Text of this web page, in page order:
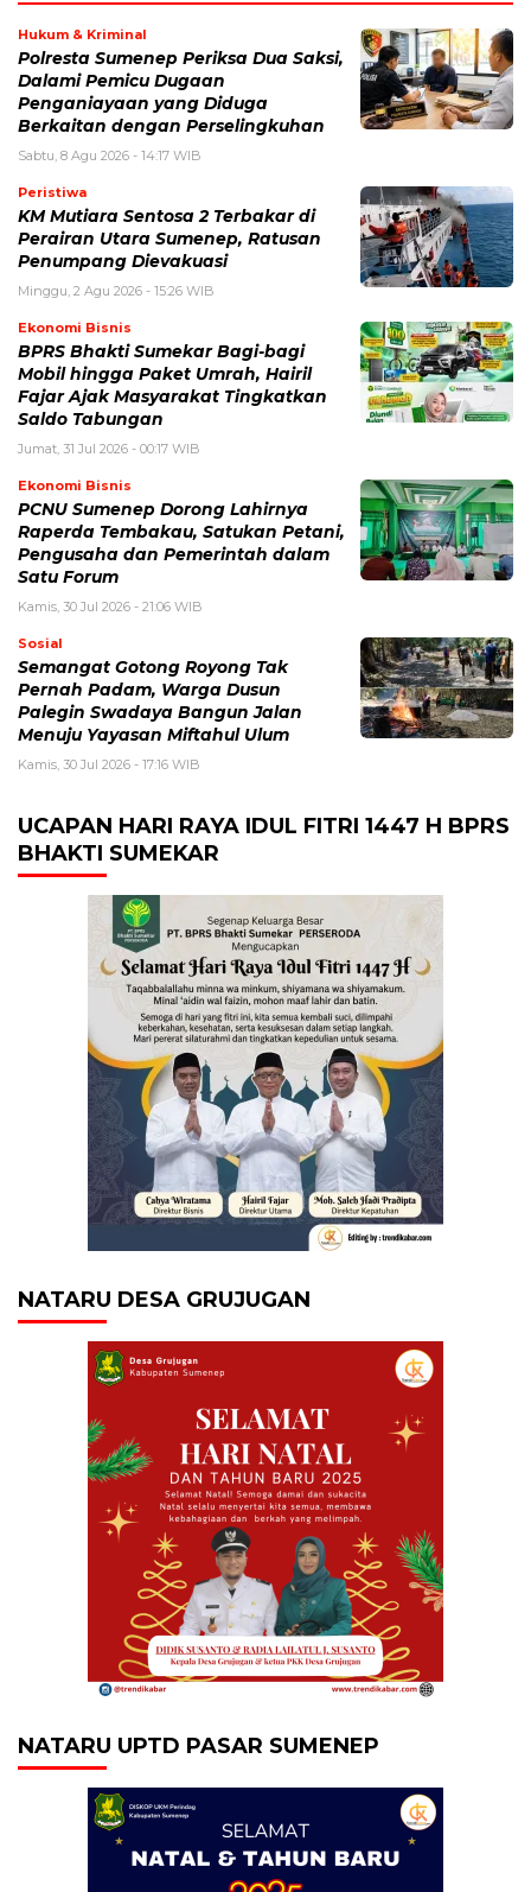
Hukum & Kriminal
Polresta Sumenep Periksa Dua Saksi,
Dalami Pemicu Dugaan
Penganiayaan yang Diduga
Berkaitan dengan Perselingkuhan
Sabtu, 8 Agu 2026 - 14:17 WIB
Peristiwa
KM Mutiara Sentosa 2 Terbakar di
Perairan Utara Sumenep, Ratusan
Penumpang Dievakuasi
Minggu, 2 Agu 2026 - 15:26 WIB
Ekonomi Bisnis
BPRS Bhakti Sumekar Bagi-bagi
Mobil hingga Paket Umrah, Hairil
Fajar Ajak Masyarakat Tingkatkan
Saldo Tabungan
Jumat, 31 Jul 2026 - 00:17 WIB
Ekonomi Bisnis
PCNU Sumenep Dorong Lahirnya
Raperda Tembakau, Satukan Petani,
Pengusaha dan Pemerintah dalam
Satu Forum
Kamis, 30 Jul 2026 - 21:06 WIB
Sosial
Semangat Gotong Royong Tak
Pernah Padam, Warga Dusun
Palegin Swadaya Bangun Jalan
Menuju Yayasan Miftahul Ulum
Kamis, 30 Jul 2026 - 17:16 WIB
UCAPAN HARI RAYA IDUL FITRI 1447 H BPRS
BHAKTI SUMEKAR
NATARU DESA GRUJUGAN
NATARU UPTD PASAR SUMENEP